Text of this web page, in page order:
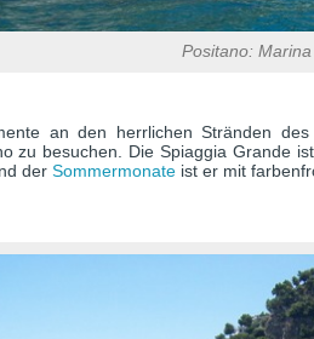
Positano:
an den herrlichen Stränden
zu besuchen. Die Spiaggia Grande
der Sommermonate ist er mit